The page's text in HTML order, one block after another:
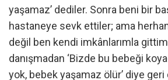
yaşamaz’ dediler. Sonra beni bir
hastaneye sevk ettiler; ama
değil ben kendi imkânlarımla
danışmadan ‘Bizde bu bebeği
yok, bebek yaşamaz ölür’ diye